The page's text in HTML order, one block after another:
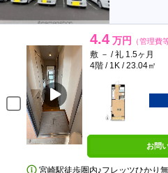
4.4 万円 （管理費
敷 － / 礼 1.5ヶ月
4階 / 1K / 23.04㎡
お問
宮崎駅徒歩圏内♪フレッツひかり